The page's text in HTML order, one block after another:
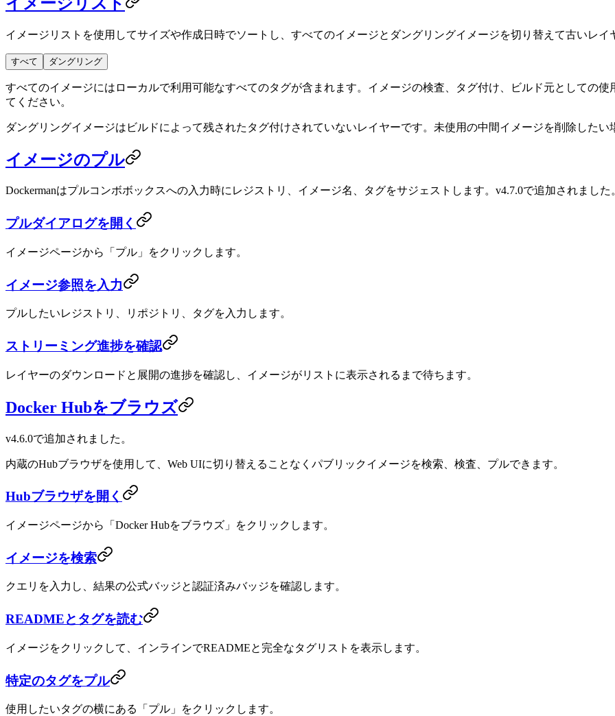
イメージリストを使用してサイズや作成日時でソートし、すべてのイメージとダングリングイメージを切り替えて古いレイ
すべて ダングリング
すべてのイメージにはローカルで利用可能なすべてのタグが含まれます。イメージの検査、タグ付け、ビルド元としての
てください。
ダングリングイメージはビルドによって残されたタグ付けされていないレイヤーです。未使用の中間イメージを削除したい
イメージのプル
Dockermanはプルコンボボックスへの入力時にレジストリ、イメージ名、タグをサジェストします。v4.7.0で追加されました
プルダイアログを開く
イメージページから「プル」をクリックします。
イメージ参照を入力
プルしたいレジストリ、リポジトリ、タグを入力します。
ストリーミング進捗を確認
レイヤーのダウンロードと展開の進捗を確認し、イメージがリストに表示されるまで待ちます。
Docker Hubをブラウズ
v4.6.0で追加されました。
内蔵のHubブラウザを使用して、Web UIに切り替えることなくパブリックイメージを検索、検査、プルできます。
Hubブラウザを開く
イメージページから「Docker Hubをブラウズ」をクリックします。
イメージを検索
クエリを入力し、結果の公式バッジと認証済みバッジを確認します。
READMEとタグを読む
イメージをクリックして、インラインでREADMEと完全なタグリストを表示します。
特定のタグをプル
使用したいタグの横にある「プル」をクリックします。